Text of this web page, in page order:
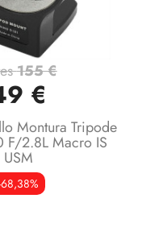
rápida
155 €
€
Montura Tripode
F/2.8L Macro IS
USM